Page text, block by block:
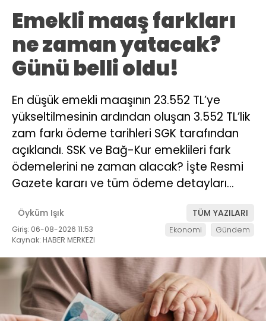
Emekli maaş farkları
ne zaman yatacak?
Günü belli oldu!
En düşük emekli maaşının 23.552 TL’ye
yükseltilmesinin ardından oluşan 3.552 TL’lik
zam farkı ödeme tarihleri SGK tarafından
açıklandı. SSK ve Bağ-Kur emeklileri fark
ödemelerini ne zaman alacak? İşte Resmi
Gazete kararı ve tüm ödeme detayları…
Öyküm Işık TÜM YAZILARI
Giriş: 06-08-2026 11:53
Kaynak: HABER MERKEZI
Ekonomi Gündem